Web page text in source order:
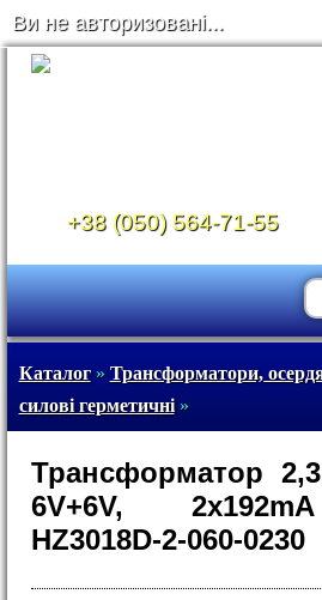
Ви не авторизовані...
+38 (050) 564-71-55
Каталог» Трансформатори,
силові герметичні»
Трансформатор
6V+6V,
HZ3018D-2-060-0230